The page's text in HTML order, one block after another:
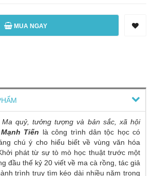
MUA NGAY
quỷ, tưởng tượng và bản sắc, xã hội
Tiến là công trình dân tộc học có
chú ý cho hiểu biết về vùng văn hóa
phát từ sự tò mò học thuật trước một
đầu thế kỷ 20 viết về ma cà rồng, tác giả
trình truy tìm kéo dài nhiều năm trong